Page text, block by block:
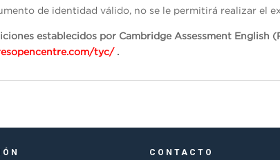
de identidad válido, no se le permitirá realizar el
establecidos por Cambridge Assessment English
tyc/.
CONTACTO